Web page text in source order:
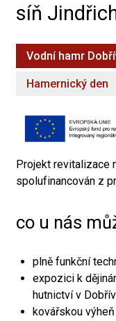
síň
Vodní hamr
Hamernický den
Projekt revitalizace
spolufinancován z
co u nás
plně funkční
expozici k
hutnictví v
kovářskou